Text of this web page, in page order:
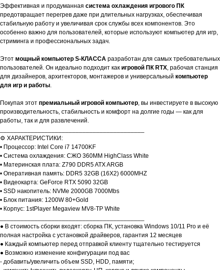
Эффективная и продуманная система охлаждения игрового ПК
предотвращает перегрев даже при длительных нагрузках, обеспечивая
стабильную работу и увеличивая срок службы всех компонентов. Это
особенно важно для пользователей, которые используют компьютер для игр,
стриминга и профессиональных задач.
Этот мощный компьютер S-КЛАССА разработан для самых требовательных
пользователей. Он идеально подходит как игровой ПК RTX, рабочая станция
для дизайнеров, архитекторов, монтажеров и универсальный компьютер
для игр и работы.
Покупая этот премиальный игровой компьютер, вы инвестируете в высокую
производительность, стабильность и комфорт на долгие годы — как для
работы, так и для развлечений.
⚙️ ХАРАКТЕРИСТИКИ:
• Процессор: Intel Core i7 14700KF
• Система охлаждения: СЖО 360MM HighClass White
• Материнская плата: Z790 DDR5 ATX ARGB
• Оперативная память: DDR5 32GB (16X2) 6000MHZ
• Видеокарта: GeForce RTX 5090 32GB
• SSD накопитель: NVMe 2000GB 7000Mbs
• Блок питания: 1200W 80+Gold
• Корпус: 1stPlayer Megaview MV8-TP White
● В стоимость сборки входят: сборка ПК, установка Windows 10/11 Pro и её
полная настройка с установкой драйверов, гарантия 12 месяцев
● Каждый компьютер перед отправкой клиенту тщательно тестируется
● Возможно изменение конфигурации под вас
- добавить/увеличить объем SSD, HDD, памяти;